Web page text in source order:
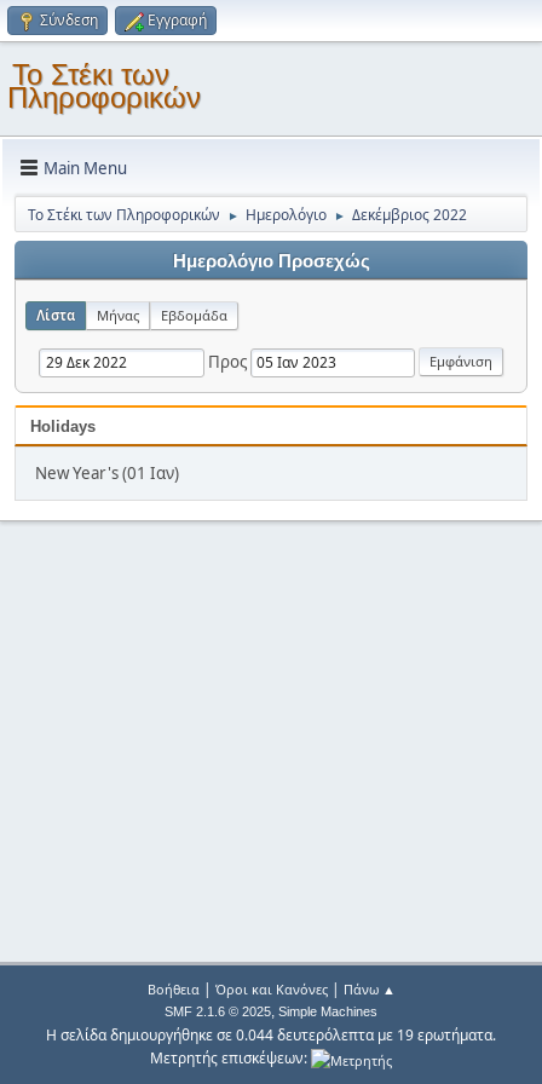
Σύνδεση Εγγραφή
Το Στέκι των
Πληροφορικών
Main Menu
Το Στέκι των Πληροφορικών ► Ημερολόγιο ► Δεκέμβριος 2022
Ημερολόγιο Προσεχώς
Λίστα Μήνας Εβδομάδα
Προς
Holidays
New Year's (01 Ιαν)
Βοήθεια| Όροι και Κανόνες| Πάνω ▲
SMF 2.1.6 © 2025, Simple Machines
Η σελίδα δημιουργήθηκε σε 0.044 δευτερόλεπτα με 19 ερωτήματα.
Μετρητής επισκέψεων: